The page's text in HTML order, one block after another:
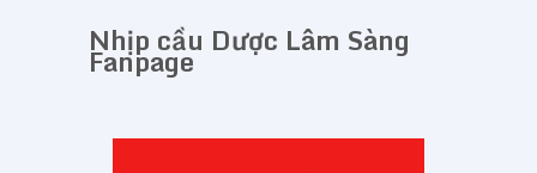
Nhịp cầu Dược Lâm Sàng
Fanpage